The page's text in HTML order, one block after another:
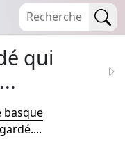
qui
basque